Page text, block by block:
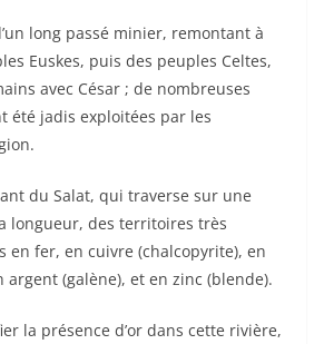
long passé minier, remontant à
Euskes, puis des peuples Celtes,
avec César ; de nombreuses
été jadis exploitées par les
du Salat, qui traverse sur une
longueur, des territoires très
en fer, en cuivre (chalcopyrite), en
argent (galène), et en zinc (blende).
la présence d’or dans cette rivière,